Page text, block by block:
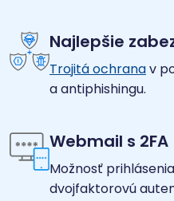
Najlepšie
Trojitá ochranav
a antiphishingu.
Webmail s 2FA
Možnosť
dvojfaktorovú